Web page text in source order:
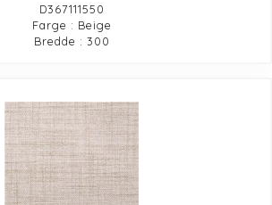
D367111550
Farge : Beige
Bredde : 300